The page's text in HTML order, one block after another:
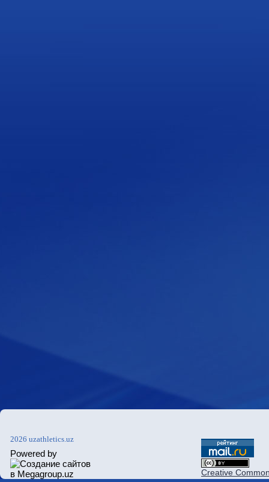
2026 uzathletics.uz
Powered by
Creative